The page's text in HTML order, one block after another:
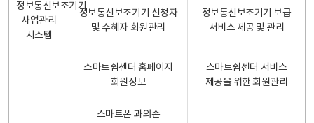
정보통신보조기기
사업관리
시스템
정보통신보조기기 신청자
및 수혜자 회원관리
정보통신보조기기 보급
서비스 제공 및 관리
스마트쉼센터 홈페이지
회원정보
스마트쉼센터 서비스
제공을 위한 회원관리
스마트폰 과의존